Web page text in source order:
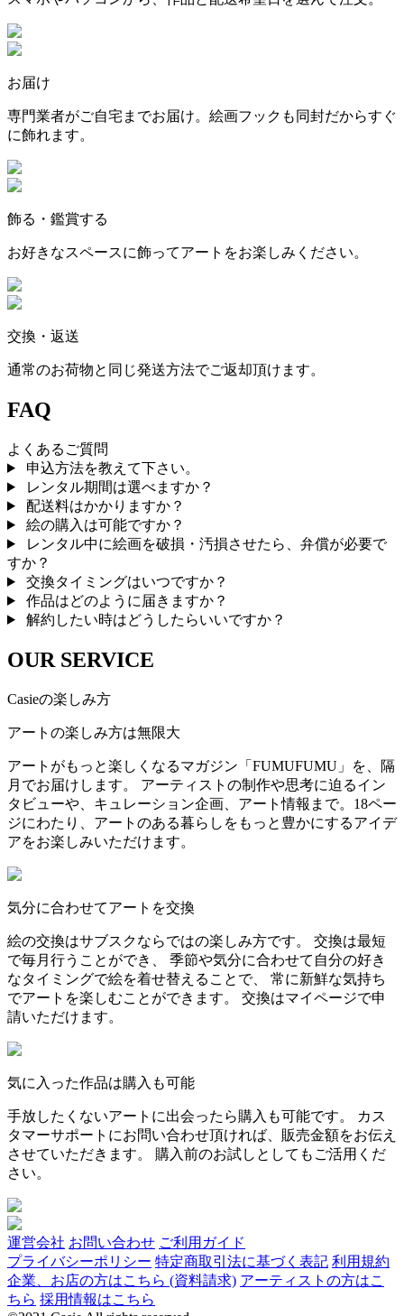
お届け
専門業者がご自宅までお届け。絵画フックも同封だからすぐ
に飾れます。
飾る・鑑賞する
お好きなスペースに飾ってアートをお楽しみください。
交換・返送
通常のお荷物と同じ発送方法でご返却頂けます。
FAQ
よくあるご質問
申込方法を教えて下さい。
レンタル期間は選べますか？
配送料はかかりますか？
絵の購入は可能ですか？
レンタル中に絵画を破損・汚損させたら、弁償が必要で
すか？
交換タイミングはいつですか？
作品はどのように届きますか？
解約したい時はどうしたらいいですか？
OUR SERVICE
Casieの楽しみ方
アートの楽しみ方は無限大
アートがもっと楽しくなるマガジン「FUMUFUMU」を、隔
月でお届けします。 アーティストの制作や思考に迫るイン
タビューや、キュレーション企画、アート情報まで。18ペー
ジにわたり、アートのある暮らしをもっと豊かにするアイデ
アをお楽しみいただけます。
気分に合わせてアートを交換
絵の交換はサブスクならではの楽しみ方です。 交換は最短
で毎月行うことができ、 季節や気分に合わせて自分の好き
なタイミングで絵を着せ替えることで、 常に新鮮な気持ち
でアートを楽しむことができます。 交換はマイページで申
請いただけます。
気に入った作品は購入も可能
手放したくないアートに出会ったら購入も可能です。 カス
タマーサポートにお問い合わせ頂ければ、販売金額をお伝え
させていただきます。 購入前のお試しとしてもご活用くだ
さい。
運営会社 お問い合わせ ご利用ガイド
プライバシーポリシー 特定商取引法に基づく表記 利用規約
企業、お店の方はこちら (資料請求) アーティストの方はこ
ちら 採用情報はこちら